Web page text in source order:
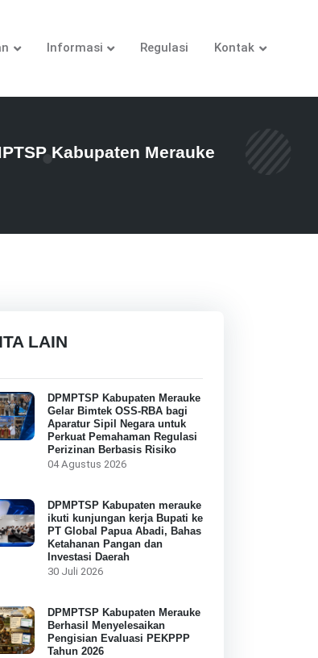
Informasi Regulasi Kontak
Kabupaten Merauke
LAIN
DPMPTSP Kabupaten Merauke
Gelar Bimtek OSS-RBA bagi
Aparatur Sipil Negara untuk
Perkuat Pemahaman Regulasi
Perizinan Berbasis Risiko
04 Agustus 2026
DPMPTSP Kabupaten merauke
ikuti kunjungan kerja Bupati ke
PT Global Papua Abadi, Bahas
Ketahanan Pangan dan
Investasi Daerah
30 Juli 2026
DPMPTSP Kabupaten Merauke
Berhasil Menyelesaikan
Pengisian Evaluasi PEKPPP
Tahun 2026